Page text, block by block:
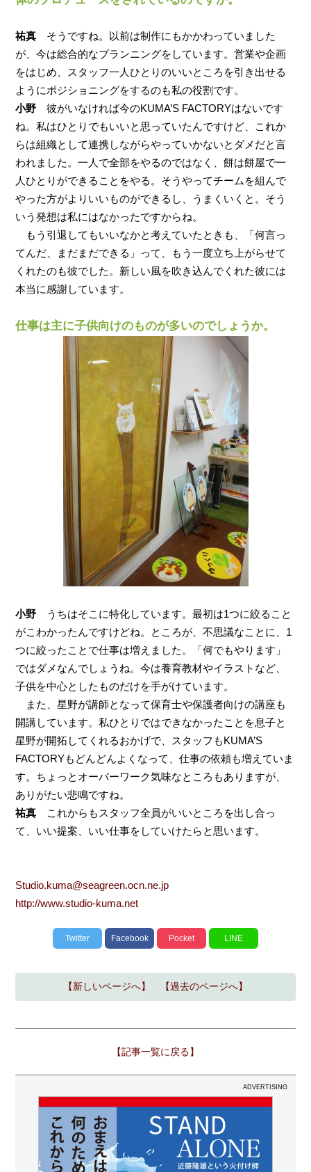
祐真 そうですね。以前は制作にもかかわっていました
が、今は総合的なプランニングをしています。営業や企画
をはじめ、スタッフ一人ひとりのいいところを引き出せる
ようにポジショニングをするのも私の役割です。
小野 彼がいなければ今のKUMA’S FACTORYはないです
ね。私はひとりでもいいと思っていたんですけど、これか
らは組織として連携しながらやっていかないとダメだと言
われました。一人で全部をやるのではなく、餅は餅屋で一
人ひとりができることをやる。そうやってチームを組んで
やった方がよりいいものができるし、うまくいくと。そう
いう発想は私にはなかったですからね。
もう引退してもいいなかと考えていたときも、「何言っ
てんだ、まだまだできる」って、もう一度立ち上がらせて
くれたのも彼でした。新しい風を吹き込んでくれた彼には
本当に感謝しています。
仕事は主に子供向けのものが多いのでしょうか。
小野 うちはそこに特化しています。最初は1つに絞ること
がこわかったんですけどね。ところが、不思議なことに、1
つに絞ったことで仕事は増えました。「何でもやります」
ではダメなんでしょうね。今は養育教材やイラストなど、
子供を中心としたものだけを手がけています。
また、星野が講師となって保育士や保護者向けの講座も
開講しています。私ひとりではできなかったことを息子と
星野が開拓してくれるおかげで、スタッフもKUMA’S
FACTORYもどんどんよくなって、仕事の依頼も増えていま
す。ちょっとオーバーワーク気味なところもありますが、
ありがたい悲鳴ですね。
祐真 これからもスタッフ全員がいいところを出し合っ
て、いい提案、いい仕事をしていけたらと思います。
Studio.kuma@seagreen.ocn.ne.jp
http://www.studio-kuma.net
Twitter Facebook Pocket LINE
【新しいページへ】 【過去のページへ】
【記事一覧に戻る】
ADVERTISING